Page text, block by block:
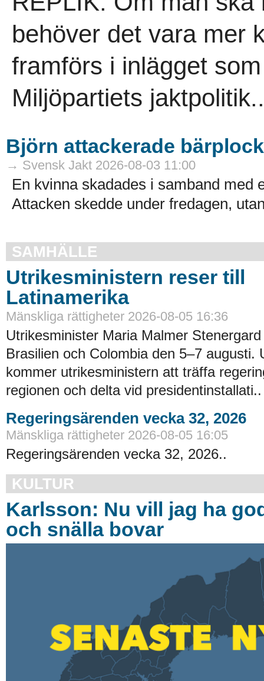
behöver det vara mer
framförs i inlägget
Miljöpartiets
Björn attackerade
→ Svensk Jakt 2026-08-03 11:00
En kvinna skadades i samband med
Attacken skedde under fredagen,
SAMHÄLLE
Utrikesministern reser till
Latinamerika
Mänskliga rättigheter 2026-08-05 16:36
Utrikesminister Maria Malmer
Brasilien och Colombia den 5–7 augusti.
kommer utrikesministern att träffa
regionen och delta vid presidentinstallati..
Regeringsärenden vecka 32, 2026
Mänskliga rättigheter 2026-08-05 16:05
Regeringsärenden vecka 32, 2026..
KULTUR
Karlsson: Nu vill jag ha
och snälla bovar